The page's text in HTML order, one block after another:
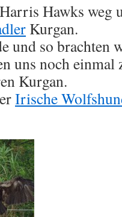
Hawks weg
Kurgan.
und so brachten
uns noch
Kurgan.
Irische